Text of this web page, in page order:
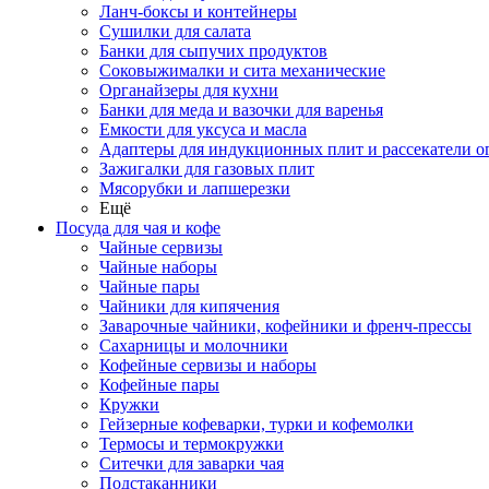
Ланч-боксы и контейнеры
Сушилки для салата
Банки для сыпучих продуктов
Соковыжималки и сита механические
Органайзеры для кухни
Банки для меда и вазочки для варенья
Емкости для уксуса и масла
Адаптеры для индукционных плит и рассекатели
Зажигалки для газовых плит
Мясорубки и лапшерезки
Ещё
Посуда для чая и кофе
Чайные сервизы
Чайные наборы
Чайные пары
Чайники для кипячения
Заварочные чайники, кофейники и френч-прессы
Сахарницы и молочники
Кофейные сервизы и наборы
Кофейные пары
Кружки
Гейзерные кофеварки, турки и кофемолки
Термосы и термокружки
Ситечки для заварки чая
Подстаканники